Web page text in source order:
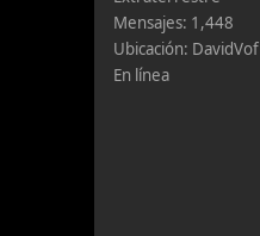
Mensajes: 1,448
Ubicación: DavidVof
En línea